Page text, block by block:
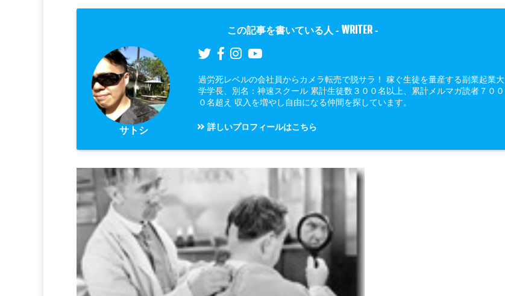
この記事を書いている人 - WRITER -
サトシ
過労死レベルの会社員からカメラ転売で脱サラ！ 稼ぐ生徒を量産する副業起業大
学学長、別名：神速スクール 累計生徒数３００名以上、累計メルマガ読者７００
０名超え 収入を増やし自由になる仲間を探しています。
詳しいプロフィールはこちら